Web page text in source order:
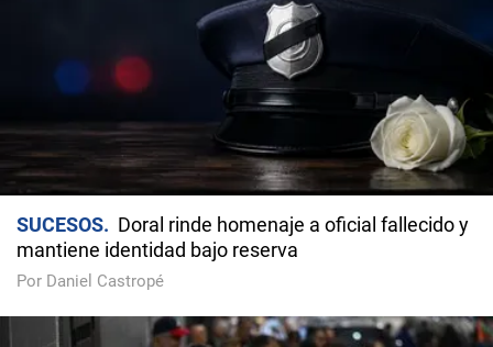
SUCESOS
Doral rinde homenaje a oficial fallecido y
mantiene identidad bajo reserva
Por Daniel Castropé